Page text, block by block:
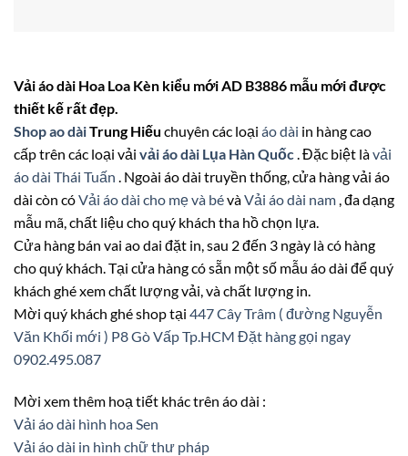
Vải áo dài Hoa Loa Kèn kiểu mới AD B3886 mẫu mới được
thiết kế rất đẹp.
Shop ao dàiTrung Hiếu chuyên các loại áo dài in hàng cao
cấp trên các loại vải vải áo dài Lụa Hàn Quốc. Đặc biệt làvải
áo dài Thái Tuấn . Ngoài áo dài truyền thống, cửa hàng vải áo
dài còn cóVải áo dài cho mẹ và bévàVải áo dài nam , đa dạng
mẫu mã, chất liệu cho quý khách tha hồ chọn lựa.
Cửa hàng bán vai ao dai đặt in, sau 2 đến 3 ngày là có hàng
cho quý khách. Tại cửa hàng có sẵn một số mẫu áo dài để quý
khách ghé xem chất lượng vải, và chất lượng in.
Mời quý khách ghé shop tại 447 Cây Trâm ( đường Nguyễn
Văn Khối mới ) P8 Gò Vấp Tp.HCM Đặt hàng gọi ngay
0902.495.087
Mời xem thêm hoạ tiết khác trên áo dài :
Vải áo dài hình hoa Sen
Vải áo dài in hình chữ thư pháp